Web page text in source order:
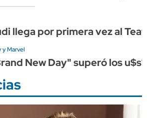
llega por primera vez al
y Marvel
New Day" superó los